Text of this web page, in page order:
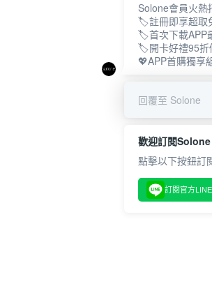
Solone會員火熱
🏷️註冊即享超取
🏷️首次下載APP
🏷️開卡好禮95折
💖APP首購獨享
回覆至 Solone
歡迎訂閱
點擊以下按鈕訂
訂閱官方LINE